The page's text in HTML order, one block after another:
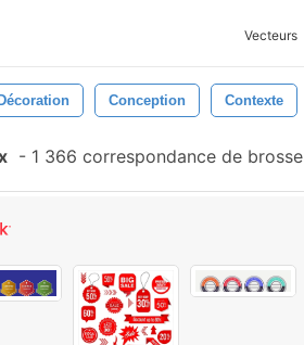
Vecteurs
Décoration Conception Contexte
- 1 366 correspondance de brosse